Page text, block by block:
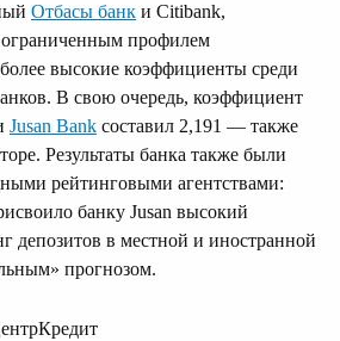
Отбасы банк и Citibank,
профилем
высокие коэффициенты среди
В свою очередь, коэффициент
Jusan Bank составил 2,191 — также
Результаты банка также были
рейтинговыми агентствами:
банку Jusan высокий
депозитов в местной и иностранной
прогнозом.